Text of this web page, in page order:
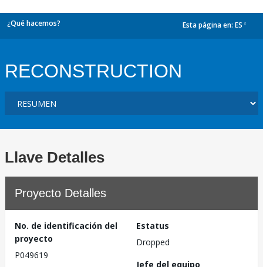
¿Qué hacemos? Esta página en: ES
RECONSTRUCTION
Llave Detalles
Proyecto Detalles
No. de identificación del
proyecto
P049619
Estatus
Dropped
Jefe del equipo